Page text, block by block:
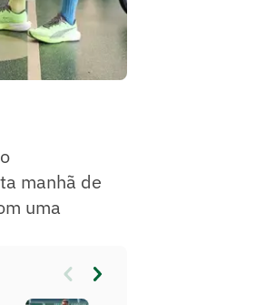
manhã de
uma